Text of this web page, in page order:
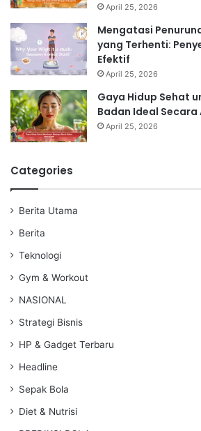
April 25, 2026
Mengatasi
yang Terhenti:
Efektif
April 25, 2026
Gaya Hidup Sehat
Badan Ideal
April 25, 2026
Categories
Berita Utama
Berita
Teknologi
Gym & Workout
NASIONAL
Strategi Bisnis
HP & Gadget Terbaru
Headline
Sepak Bola
Diet & Nutrisi